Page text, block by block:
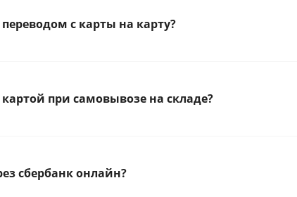
с карты на карту?
при самовывозе на складе?
сбербанк онлайн?